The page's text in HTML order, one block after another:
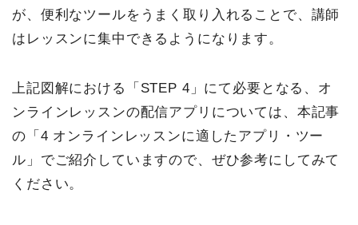
が、便利なツールをうまく取り入れることで、講師
はレッスンに集中できるようになります。
上記図解における「STEP 4」にて必要となる、オ
ンラインレッスンの配信アプリについては、本記事
の「4 オンラインレッスンに適したアプリ・ツー
ル」でご紹介していますので、ぜひ参考にしてみて
ください。